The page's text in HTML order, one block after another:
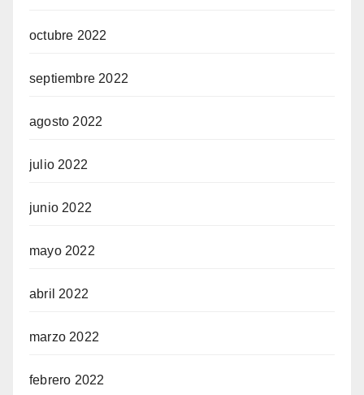
octubre 2022
septiembre 2022
agosto 2022
julio 2022
junio 2022
mayo 2022
abril 2022
marzo 2022
febrero 2022